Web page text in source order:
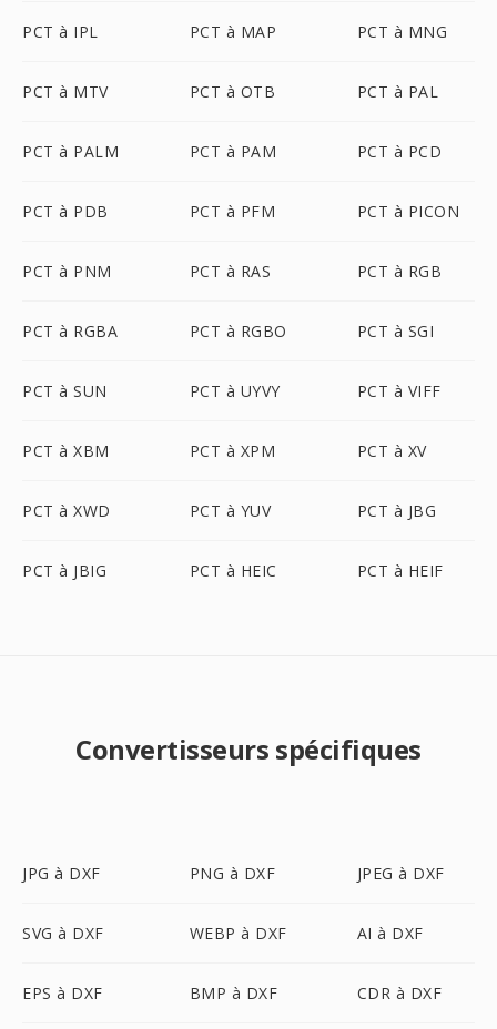
PCT à IPL PCT à MAP PCT à MNG
PCT à MTV PCT à OTB PCT à PAL
PCT à PALM PCT à PAM PCT à PCD
PCT à PDB PCT à PFM PCT à PICON
PCT à PNM PCT à RAS PCT à RGB
PCT à RGBA PCT à RGBO PCT à SGI
PCT à SUN PCT à UYVY PCT à VIFF
PCT à XBM PCT à XPM PCT à XV
PCT à XWD PCT à YUV PCT à JBG
PCT à JBIG PCT à HEIC PCT à HEIF
Convertisseurs spécifiques
JPG à DXF PNG à DXF JPEG à DXF
SVG à DXF WEBP à DXF AI à DXF
EPS à DXF BMP à DXF CDR à DXF